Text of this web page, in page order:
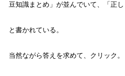
豆知識まとめ」が並んでいて、「正し
と書かれている。
当然ながら答えを求めて、クリック。